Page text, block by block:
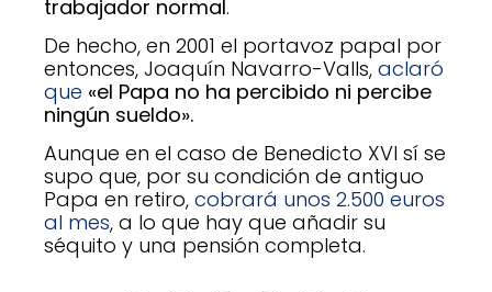
trabajador normal.
De hecho, en 2001 el portavoz papal por
entonces, Joaquín Navarro-Valls, aclaró
que «el Papa no ha percibido ni percibe
ningún sueldo».
Aunque en el caso de Benedicto XVI sí se
supo que, por su condición de antiguo
Papa en retiro, cobrará unos 2.500 euros
al mes, a lo que hay que añadir su
séquito y una pensión completa.